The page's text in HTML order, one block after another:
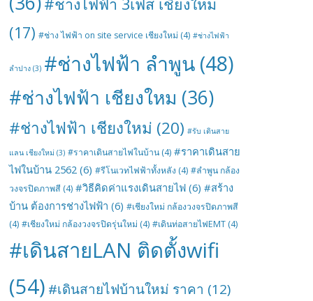
(17) #ช่าง ไฟฟ้า on site service เชียงใหม่ (4) #ช่างไฟฟ้า
ลำปาง (3) #ช่างไฟฟ้า ลำพูน (48)
#ช่างไฟฟ้า เชียงใหม (36)
#ช่างไฟฟ้า เชียงใหม่ (20) #รับ เดินสาย
แลน เชียงใหม่ (3) #ราคาเดินสายไฟในบ้าน (4) #ราคาเดินสาย
ไฟในบ้าน 2562 (6) #รีโนเวทไฟฟ้าทั้งหลัง (4) #ลำพูน กล้อง
วงจรปิดภาพสี (4) #วิธีคิดค่าแรงเดินสายไฟ (6) #สร้าง
บ้าน ต้องการช่างไฟฟ้า (6) #เชียงใหม่ กล้องวงจรปิดภาพสี
(4) #เชียงใหม่ กล้องวงจรปิดรุ่นใหม่ (4) #เดินท่อสายไฟEMT (4)
#เดินสายLAN ติดตั้งwifi
(54) #เดินสายไฟบ้านใหม่ ราคา (12)